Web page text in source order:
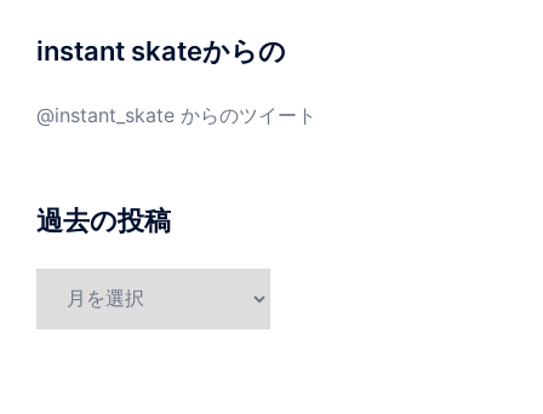
instant skateからの
@instant_skate からのツイート
過去の投稿